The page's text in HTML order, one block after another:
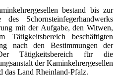
bestand bis zur
Schornsteinfegerhandwerks
mit der Aufgabe, den Witwen,
beschäftigten
nach den Bestimmungen der
Tätigkeitsbereich für die
der Kaminkehrergesellen
das Land Rheinland-Pfalz.